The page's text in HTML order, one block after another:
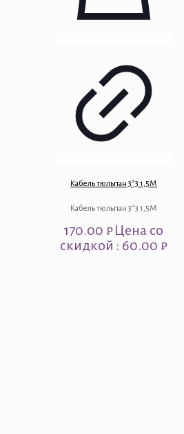
Кабель тюльпан 3*3 1,5М
Кабель тюльпан 3*3 1,5М
170.00₽Цена со
скидкой : 60.00 ₽